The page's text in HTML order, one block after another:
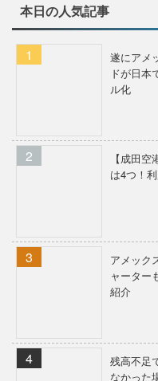
本日の人気記事
遂にアメ
ドが日本
ル化
【成田
は4つ！
アメック
ャーター
紹介
残高不足
なかった